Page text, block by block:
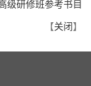
级研修班参考书目
【关闭】